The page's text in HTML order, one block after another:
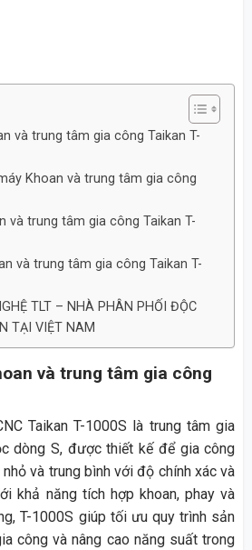
và trung tâm gia công Taikan T-
Khoan và trung tâm gia công
và trung tâm gia công Taikan T-
và trung tâm gia công Taikan T-
TLT – NHÀ PHÂN PHỐI ĐỘC
TẠI VIỆT NAM
và trung tâm gia công
Taikan T-1000S là trung tâm gia
dòng S, được thiết kế để gia công
và trung bình với độ chính xác và
khả năng tích hợp khoan, phay và
T-1000S giúp tối ưu quy trình sản
công và nâng cao năng suất trong